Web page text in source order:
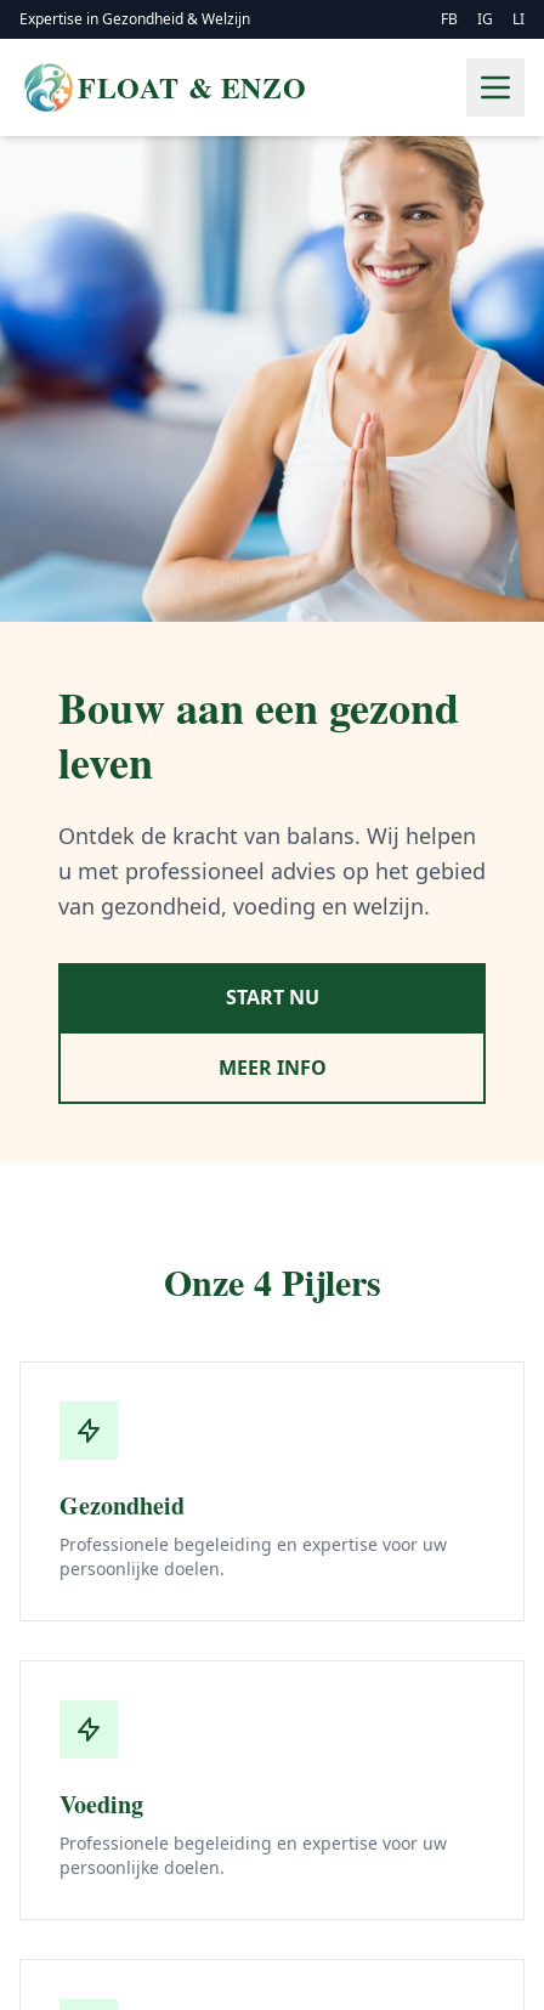
Expertise in Gezondheid & Welzijn FB IG LI
FLOAT & ENZO
Bouw aan een gezond
leven
Ontdek de kracht van balans. Wij helpen
u met professioneel advies op het gebied
van gezondheid, voeding en welzijn.
START NU
MEER INFO
Onze 4 Pijlers
Gezondheid
Professionele begeleiding en expertise voor uw
persoonlijke doelen.
Voeding
Professionele begeleiding en expertise voor uw
persoonlijke doelen.